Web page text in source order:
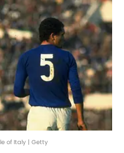
of Italy | Getty